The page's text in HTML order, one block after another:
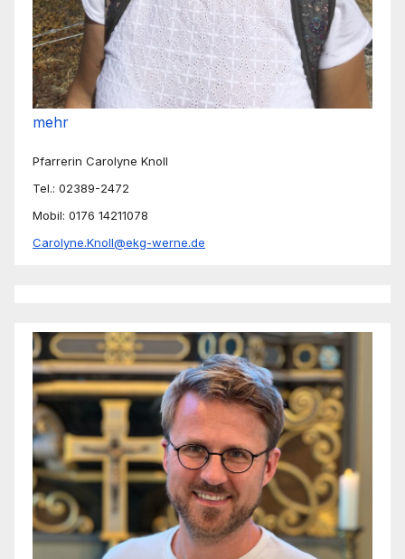
mehr
Pfarrerin Carolyne Knoll
Tel.: 02389-2472
Mobil: 0176 14211078
Carolyne.Knoll@ekg-werne.de